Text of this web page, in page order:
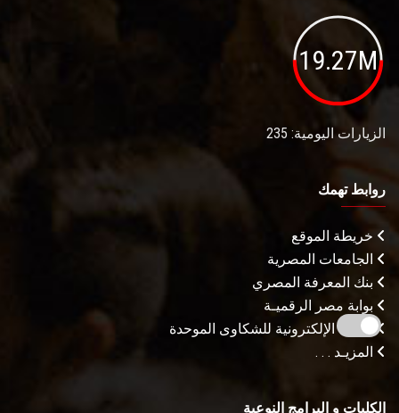
19.27M
الزيارات اليومية: 235
روابط تهمك
خريطة الموقع
الجامعات المصرية
بنك المعرفة المصري
بوابة مصر الرقميـة
البوابة الإلكترونية للشكاوى الموحدة
المزيـد . . .
الكليات و البرامج النوعية